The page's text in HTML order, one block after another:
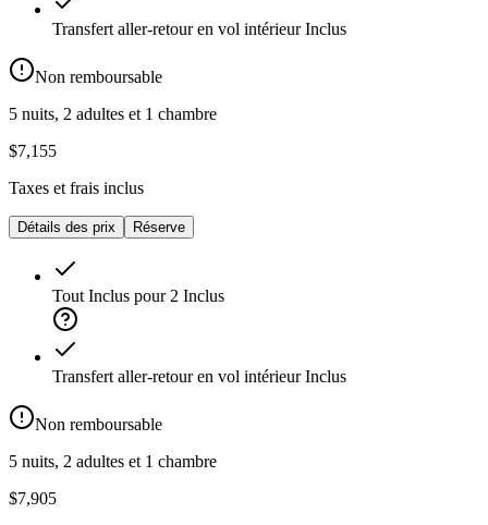
Transfert aller-retour en vol intérieur Inclus
Non remboursable
5 nuits, 2 adultes et 1 chambre
$7,155
Taxes et frais inclus
Détails des prix Réserve
Tout Inclus pour 2 Inclus
Transfert aller-retour en vol intérieur Inclus
Non remboursable
5 nuits, 2 adultes et 1 chambre
$7,905